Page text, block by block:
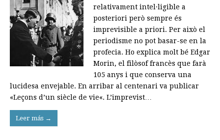
relativament intel·ligible a
posteriori però sempre és
imprevisible a priori. Per això el
periodisme no pot basar-se en la
profecia. Ho explica molt bé Edgar
Morin, el filòsof francès que farà
105 anys i que conserva una
lucidesa envejable. En arribar al centenari va publicar
«Leçons d’un siècle de vie«. L’imprevist…
Leer más →